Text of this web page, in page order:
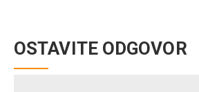
OSTAVITE ODGOVOR